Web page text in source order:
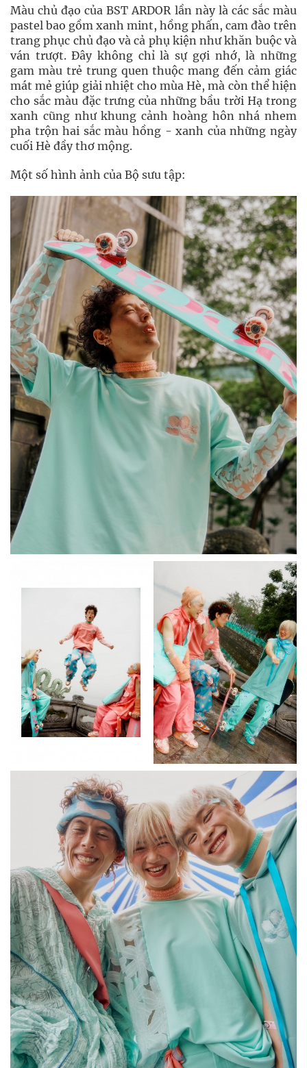
Màu chủ đạo của BST ARDOR lần này là các sắc màu
pastel bao gồm xanh mint, hồng phấn, cam đào trên
trang phục chủ đạo và cả phụ kiện như khăn buộc và
ván trượt. Đây không chỉ là sự gợi nhớ, là những
gam màu trẻ trung quen thuộc mang đến cảm giác
mát mẻ giúp giải nhiệt cho mùa Hè, mà còn thể hiện
cho sắc màu đặc trưng của những bầu trời Hạ trong
xanh cũng như khung cảnh hoàng hôn nhá nhem
pha trộn hai sắc màu hồng - xanh của những ngày
cuối Hè đầy thơ mộng.
Một số hình ảnh của Bộ sưu tập: